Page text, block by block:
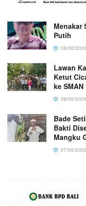
Menakar
Putih
08/08/2026
Lawan
Ketut
ke
08/08/2026
Bade
Bakti
Mangku
07/08/2026